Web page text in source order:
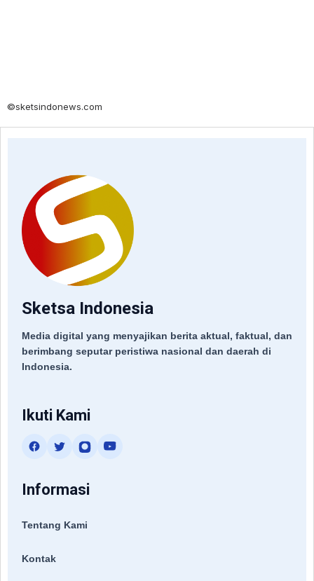
©sketsindonews.com
Sketsa Indonesia
Media digital yang menyajikan berita aktual, faktual, dan
berimbang seputar peristiwa nasional dan daerah di
Indonesia.
Ikuti Kami
Informasi
Tentang Kami
Kontak